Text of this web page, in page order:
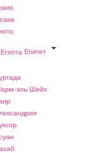
Египет

эль-Шейх